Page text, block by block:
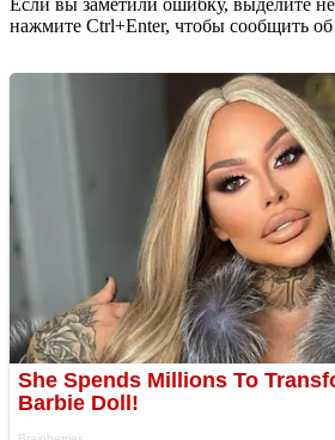
нажмите Ctrl+Enter, чтобы сообщить